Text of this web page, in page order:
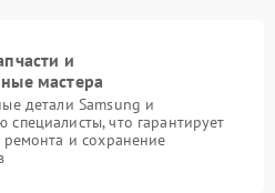
и
мастера
детали Samsung и
что гарантирует
и сохранение